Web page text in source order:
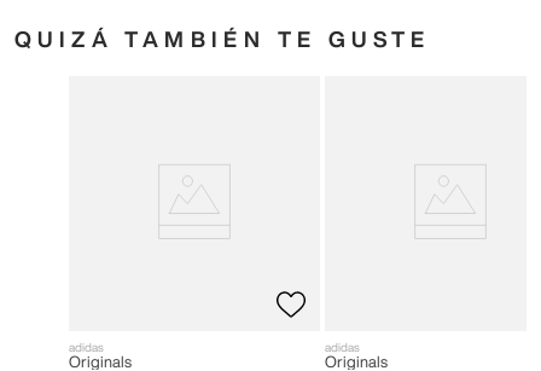
QUIZÁ TAMBIÉN TE GUSTE
adidas
Originals
adidas
Originals